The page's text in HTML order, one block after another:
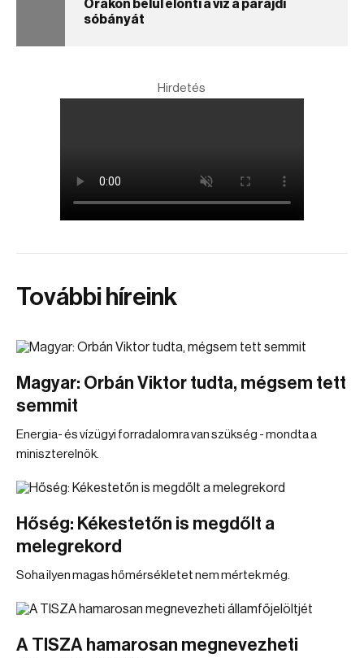
Órákon belül elönti a víz a parajdi
sóbányát
Hirdetés
További híreink
Magyar: Orbán Viktor tudta, mégsem tett
semmit
Energia- és vízügyi forradalomra van szükség - mondta a
miniszterelnök.
Hőség: Kékestetőn is megdőlt a
melegrekord
Soha ilyen magas hőmérsékletet nem mértek még.
A TISZA hamarosan megnevezheti